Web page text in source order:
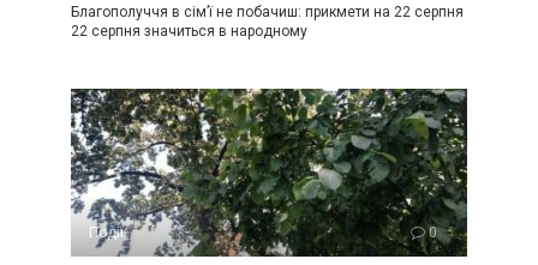
Благополуччя в сім’ї не побачиш: прикмети на 22 серпня
22 серпня значиться в народному
Події 0